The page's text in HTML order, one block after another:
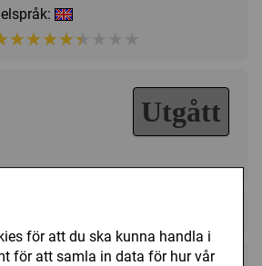
för att du ska kunna handla i
för att samla in data för hur vår
Utgått